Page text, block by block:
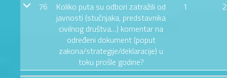
76
Koliko puta su odbori zatražili od
javnosti (stučnjaka, predstavnika
civilnog društva…) komentar na
određeni dokument (poput
zakona/strategije/deklaracije) u
toku prošle godine?
1 2